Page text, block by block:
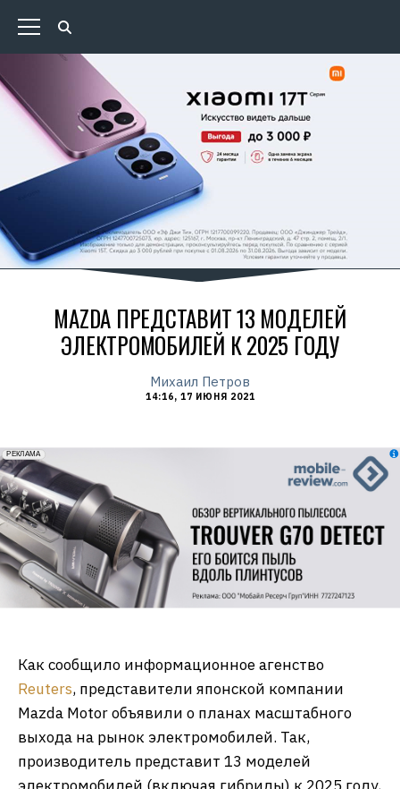
MAZDA ПРЕДСТАВИТ 13 МОДЕЛЕЙ
ЭЛЕКТРОМОБИЛЕЙ К 2025 ГОДУ
Михаил Петров
14:16, 17 ИЮНЯ 2021
erid: 2VfnxxmNzs5
РЕКЛАМА
Как сообщило информационное агенство
Reuters, представители японской компании
Mazda Motor объявили о планах масштабного
выхода на рынок электромобилей. Так,
производитель представит 13 моделей